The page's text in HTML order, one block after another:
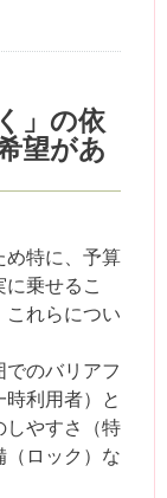
」の依
望があ
め特に、予算
乗せるこ
これらについ
のバリアフ
利用者）と
しやすさ（特
ロック）な